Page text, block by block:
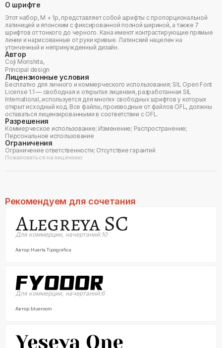
О шрифте
Этот набор, M + 1p, представляет собой шрифты с пропорциональной
латиницей и японским с фиксированной полной шириной, а также 7
шрифтов от тонкого до черного. Кана имеют контрастирующие прямые
линии и нарисованные от руки кривые. Латинский нацелен на
утонченный и непринужденный дизайн.
Автор
Coji Morishita,
Principal design
Лицензионные условия
Бесплатно для личного и коммерческого использования; SIL Open Font
License 1.1 — свободная и открытая лицензия, разработанная SIL
International, используется для многих свободных шрифтов у которых
открыт исходный код. Все файлы, производные от файлов OFL, должны
оставаться лицензированными в соответствии с OFL.
Разрешения
Коммерческое использование; Изменение; Распространение;
Персональное использование
Ограничения
Ограничение ответственности; Отсутствие гарантий
Пожаловаться на лицензию
Рекомендуем для сочетания
Для коммерции, начертаний:10
Автор:Huerta Tipográfica
Для коммерции, начертаний:6
Автор:blueroom